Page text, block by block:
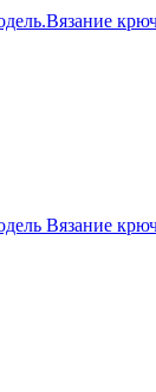
Вязание